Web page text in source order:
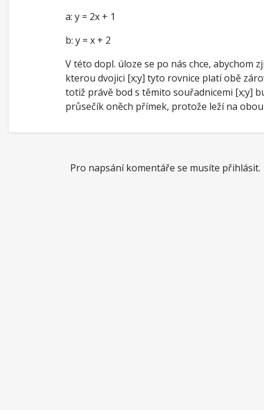
a: y = 2x + 1
b: y = x + 2
V této dopl. úloze se po nás chce, abychom
kterou dvojici [x;y] tyto rovnice platí obě
totiž právě bod s těmito souřadnicemi [x;y]
průsečík oněch přímek, protože leží na
Pro napsání komentáře se musíte přihlásit.